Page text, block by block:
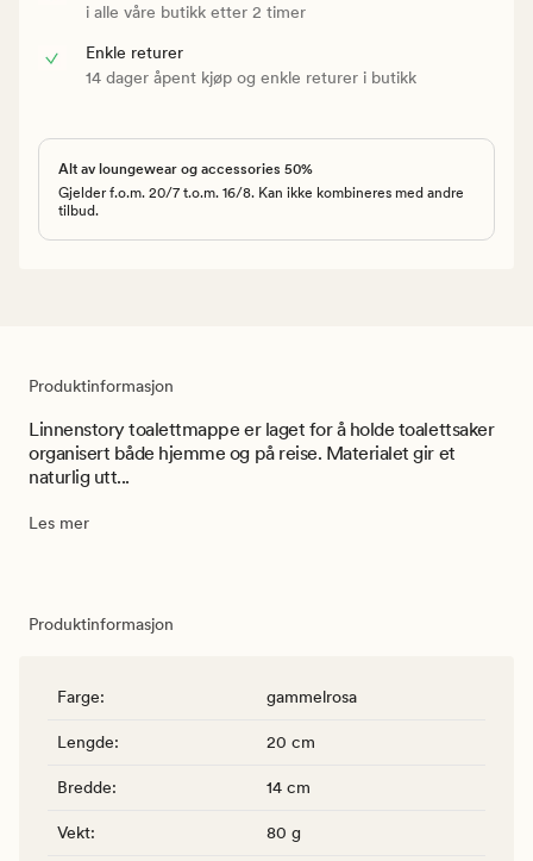
i alle våre butikk etter 2 timer
Enkle returer
14 dager åpent kjøp og enkle returer i butikk
Alt av loungewear og accessories 50%
Gjelder f.o.m. 20/7 t.o.m. 16/8. Kan ikke kombineres med andre
tilbud.
Produktinformasjon
Linnenstory toalettmappe er laget for å holde toalettsaker
organisert både hjemme og på reise. Materialet gir et
naturlig utt...
Les mer
Produktinformasjon
Farge: gammelrosa
Lengde: 20 cm
Bredde: 14 cm
Vekt: 80 g